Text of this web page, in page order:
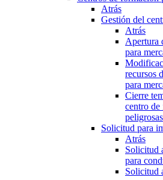
Atrás
Gestión del
Atrás
Apertura
para
recursos
para
Cierre
centro de
peligrosas
Solicitud para
Atrás
Solicitud
para
Solicitud